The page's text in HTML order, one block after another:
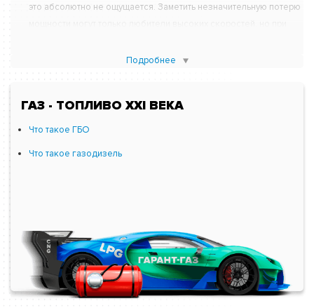
это абсолютно не ощущается. Заметить незначительную потерю
автомобиль на бензин.
Техобслуживание ГБО требует денежных затрат. Еще один
газового оборудования. К тому же экономия денег на заправке
значительно превышает расходы на ТО.
окупается с запасом. К примеру, на коммерческом транспорте
окупаемость газового комплекта может наступить уже через 1
месяц с момента монтажа ГБО.
После монтажа оборудования газовый баллон займет в
Подробнее
ГАЗ - ТОПЛИВО XXI ВЕКА
Что такое ГБО
Что такое газодизель